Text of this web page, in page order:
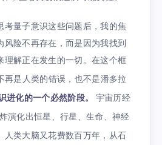
考量子意识这些问题后，我的焦
风险不再存在，而是因为我找到
理解正在发生的一切。在这个框
再是人类的错误，也不是潘多拉
进化的一个必然阶段。 宇宙历经
演化出恒星、行星、生命、神经
人类大脑又花费数百万年，从石